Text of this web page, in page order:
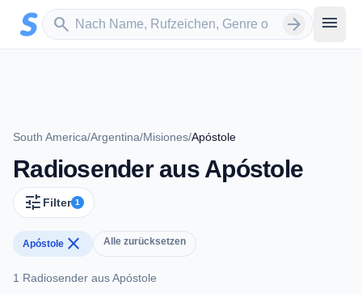
Zum Hauptinhalt springen
search
Sender suchen arrow_forward menu
South America/Argentina/Misiones/Apóstole
Radiosender aus Apóstole
tune Filter 1
Apóstole close Alle zurücksetzen
1 Radiosender aus Apóstole